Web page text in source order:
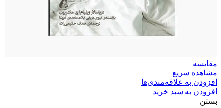
مقایسه
مشاهده سریع
افزودن به علاقه‌مندی‌ها
افزودن به سبد خرید
بستن